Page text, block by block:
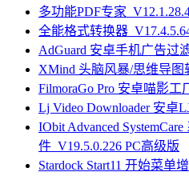
多功能PDF专家
全能格式转换器
AdGuard 安卓手机广告过
XMind 头脑风暴/思维导图
FilmoraGo Pro 安卓喵影工
Lj Video Downloader 安卓
IObit Advanced
件_V19.5.0.226 PC高级版
Stardock Start11 开始菜单